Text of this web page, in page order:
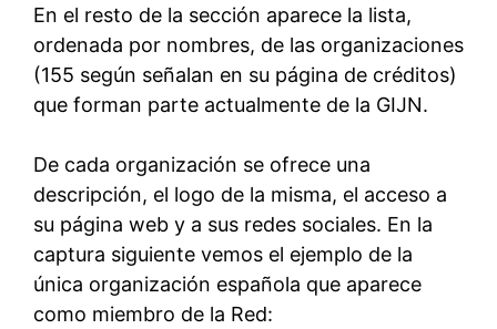
En el resto de la sección aparece la lista,
ordenada por nombres, de las organizaciones
(155 según señalan en su página de créditos)
que forman parte actualmente de la GIJN.
De cada organización se ofrece una
descripción, el logo de la misma, el acceso a
su página web y a sus redes sociales. En la
captura siguiente vemos el ejemplo de la
única organización española que aparece
como miembro de la Red: